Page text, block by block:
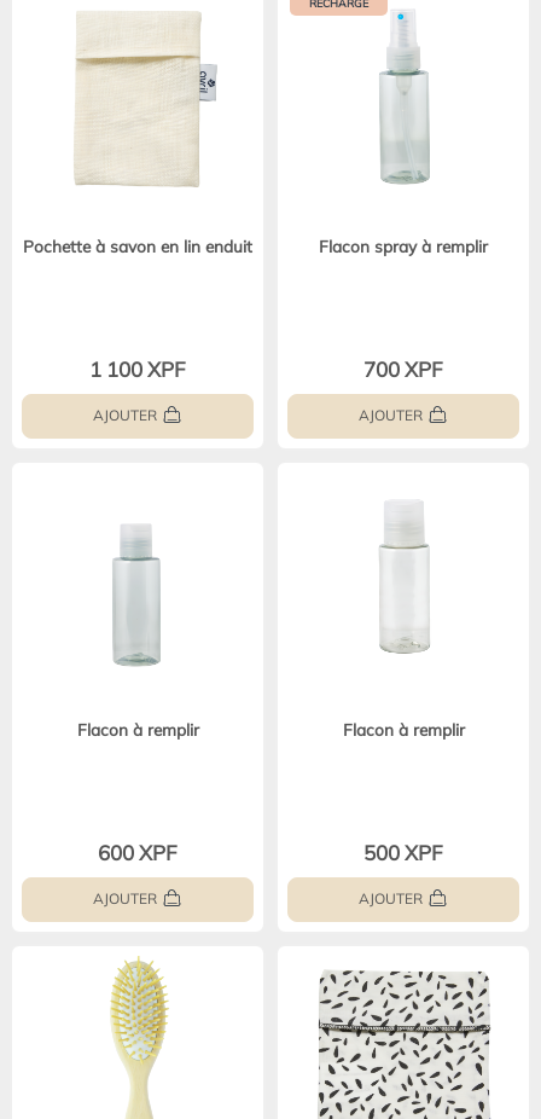
Pochette à savon en lin enduit
1 100 XPF
AJOUTER
RECHARGE
Flacon spray à remplir
700 XPF
AJOUTER
Flacon à remplir
600 XPF
AJOUTER
Flacon à remplir
500 XPF
AJOUTER